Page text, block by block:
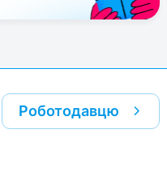
Роботодавцю